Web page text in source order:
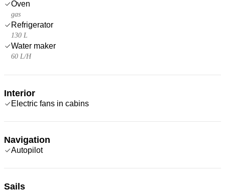
Oven
gas
Refrigerator
130 L
Water maker
60 L/H
Interior
Electric fans in cabins
Navigation
Autopilot
Sails